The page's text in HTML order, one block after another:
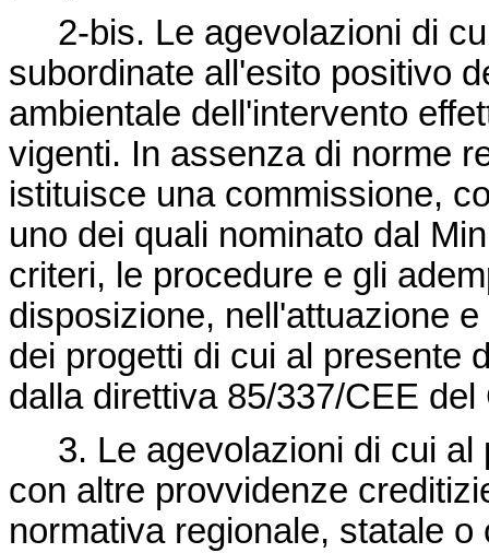
2-bis. Le agevolazioni di
subordinate all'esito positivo
ambientale dell'intervento
vigenti. In assenza di norme
istituisce una commissione,
uno dei quali nominato dal
criteri, le procedure e gli
disposizione, nell'attuazione
dei progetti di cui al presente
dalla direttiva 85/337/CEE del
3. Le agevolazioni di cui al
con altre provvidenze
normativa regionale, statale